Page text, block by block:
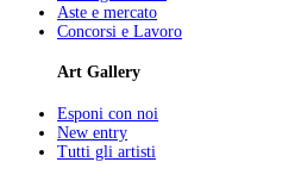
Aste e mercato
Concorsi e Lavoro
Art Gallery
Esponi con noi
New entry
Tutti gli artisti